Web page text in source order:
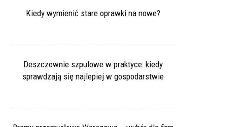
Kiedy wymienić stare oprawki na nowe?
Deszczownie szpulowe w praktyce: kiedy
sprawdzają się najlepiej w gospodarstwie